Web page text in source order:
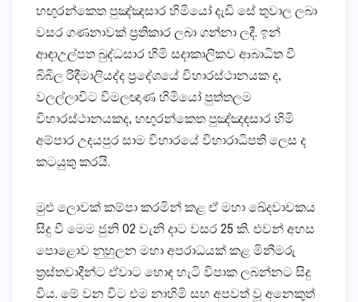
හඟුරන්කෙත පුඤ්ඤසාර හිමියෝ දැඩි සේ තුවාල ලබා
වසර ගණනාවක්‌ ප්‍රතිකාර ලබා ගන්නා ලදී. ඉන්
ආඳාඋල්පත බුද්ධසාර හිමි සදාකාලිකව ආබාධිත වී
බිබිල රිදීමාලියද්ද ප්‍රදේශයේ විහාරස්‌ථානයක ද,
වලල්ලාවිට විමලඥාණ හිමියෝ පුත්තලම
විහාරස්‌ථානයකද, හඟුරන්කෙත පුඤ්ඤඳසාර හිමි
අම්පාර උදයපුර සාම විහාරයේ විහාරාධිපති ලෙස ද
කටයුතු කරයි.
මුළු ලොවක්‌ කම්පා කරමින් කළ ඒ මහා ඛේදවාචකය
සිදු වී මෙම ජුනි 02 වැනි දාට වසර 25 කි. එවන් අහස
පොළොව නුහුලන මහා අපරාධයක්‌ කළ මිනීමරු
ත්‍රස්‌තවාදීන්ට ඒවාට හොඳ හැටි විපාක ලබන්නට සිදු
විය. මේ වන විට එම නාහිමි සහ අපවත් වූ අනෙකුත්